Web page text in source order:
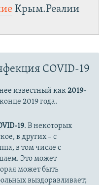
Крым.Реалии
COVID-19
известный как2019-
2019 года.
19. В некоторых
в других – с
в том числе с
Это может
может быть
выздоравливает;